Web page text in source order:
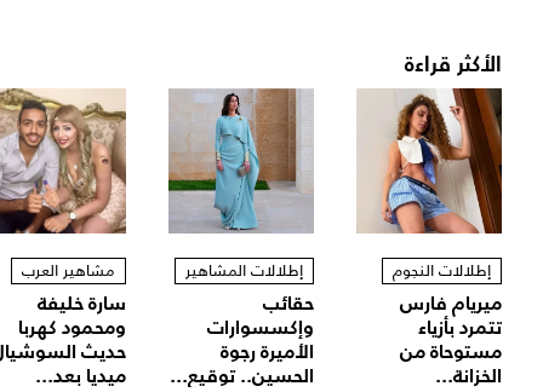
الأكثر قراءة
إطلالات النجوم
ميريام فارس
تتمرد بأزياء
مستوحاة من
الخزانة...
إطلالات المشاهير
حقائب
وإكسسوارات
الأميرة رجوة
الحسين.. توقيع...
مشاهير العرب
سارة خليفة
ومحمود كهربا
حديث
ميديا بعد...